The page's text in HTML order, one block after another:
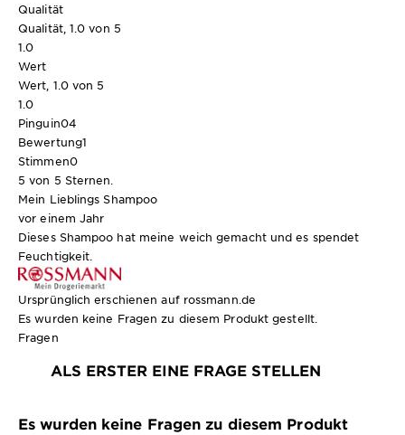
Qualität
Qualität, 1.0 von 5
1.0
Wert
Wert, 1.0 von 5
1.0
Pinguin04
Bewertung1
Stimmen0
5 von 5 Sternen.
Mein Lieblings Shampoo
vor einem Jahr
Dieses Shampoo hat meine weich gemacht und es spendet
Feuchtigkeit.
Ursprünglich erschienen auf rossmann.de
Es wurden keine Fragen zu diesem Produkt gestellt.
Fragen
ALS ERSTER EINE FRAGE STELLEN
Es wurden keine Fragen zu diesem Produkt